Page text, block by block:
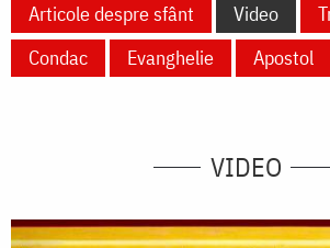
Articole despre sfânt
Video
Condac
Evanghelie Apostol
VIDEO